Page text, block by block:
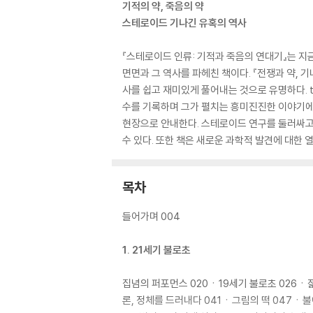
기적의 약, 죽음의 약
스테로이드 기나긴 유혹의 역사
『스테로이드 인류: 기적과 죽음의 연대기』는
면면과 그 역사를 파헤친 책이다. 『전쟁과 약,
사를 쉽고 재미있게 풀어내는 것으로 유명하다
수를 기록하며 그가 펼치는 흥미진진한 이야기
현장으로 안내한다. 스테로이드 연구를 둘러싸
수 있다. 또한 책은 새로운 과학적 발견에 대한
목차
들어가며 004
1. 21세기 불로초
집념의 퍼포먼스 020ㆍ19세기 불로초 026ㆍ
론, 정체를 드러내다 041ㆍ그림의 떡 047ㆍ